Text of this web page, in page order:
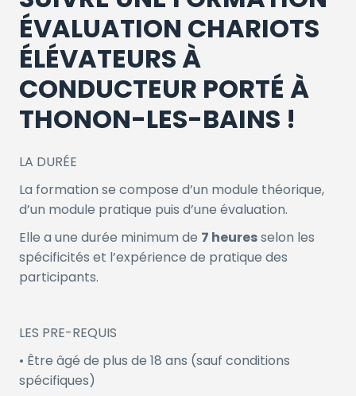
ÉVALUATION CHARIOTS
ÉLÉVATEURS À
CONDUCTEUR PORTÉ À
THONON-LES-BAINS !
LA DURÉE
La formation se compose d’un module théorique,
d’un module pratique puis d’une évaluation.
Elle a une durée minimum de 7 heuresselon les
spécificités et l’expérience de pratique des
participants.
LES PRE-REQUIS
• Être âgé de plus de 18 ans (sauf conditions
spécifiques)